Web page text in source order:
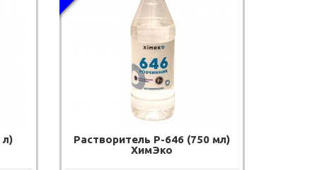
л)
Растворитель Р-646 (750 мл)
ХимЭко